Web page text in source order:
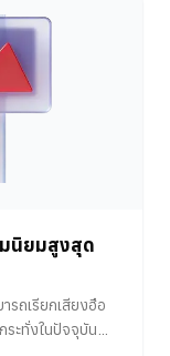
นิยมสูงสุด
รถเรียกเสียงฮือ
ระทั่งในปัจจุบัน